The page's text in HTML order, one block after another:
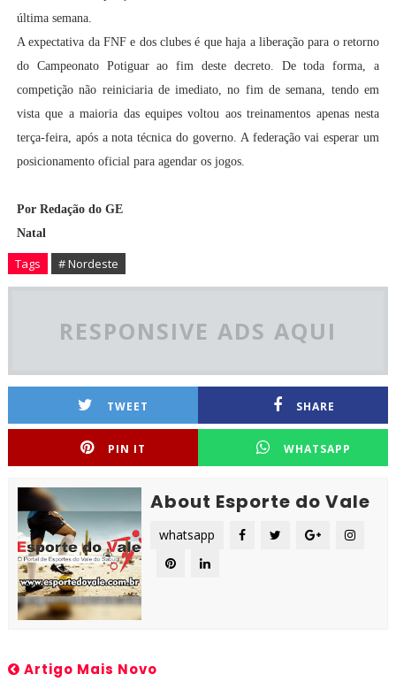
última semana.
A expectativa da FNF e dos clubes é que haja a liberação para o retorno
do Campeonato Potiguar ao fim deste decreto. De toda forma, a
competição não reiniciaria de imediato, no fim de semana, tendo em
vista que a maioria das equipes voltou aos treinamentos apenas nesta
terça-feira, após a nota técnica do governo. A federação vai esperar um
posicionamento oficial para agendar os jogos.
Por Redação do GE
Natal
Tags # Nordeste
RESPONSIVE ADS AQUI
TWEET SHARE
PIN IT WHATSAPP
About Esporte do Vale
whatsapp
Artigo Mais Novo